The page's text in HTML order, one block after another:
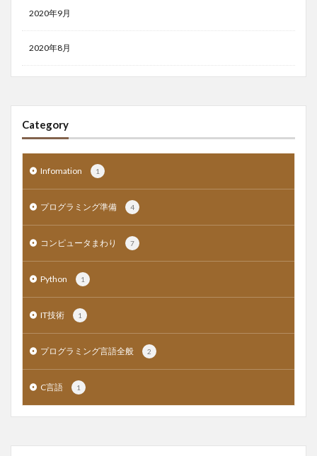
2020年9月
2020年8月
Category
Infomation 1
プログラミング準備 4
コンピュータまわり 7
Python 1
IT技術 1
プログラミング言語全般 2
C言語 1